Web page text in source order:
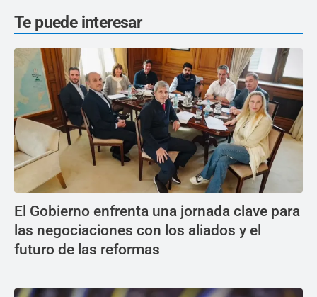
Te puede interesar
El Gobierno enfrenta una jornada clave para
las negociaciones con los aliados y el
futuro de las reformas